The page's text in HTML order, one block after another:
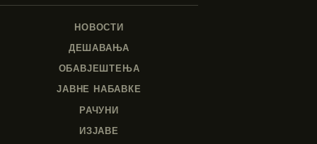
НОВОСТИ
ДЕШАВАЊА
ОБАВЈЕШТЕЊА
ЈАВНЕ НАБАВКЕ
РАЧУНИ
ИЗЈАВЕ